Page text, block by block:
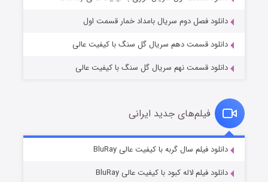
قسمت۶ (زیرنویس) منتشر شد
دانلود فصل دوم سریال بامداد خمار قسمت اول
دانلود قسمت دهم سریال گل سنگ با کیفیت عالی
دانلود قسمت نهم سریال گل سنگ با کیفیت عالی
فیلم‌های جدید ایرانی
دانلود فیلم سال گربه با کیفیت عالی BluRay
دانلود فیلم لاله کبود با کیفیت عالی BluRay